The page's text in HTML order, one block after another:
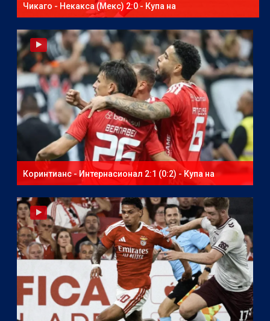
Чикаго - Некакса (Мекс) 2:0 - Купа на
северноамериканската лига
Коринтианс - Интернасионал 2:1 (0:2) - Купа на
Бразилия - втори мач